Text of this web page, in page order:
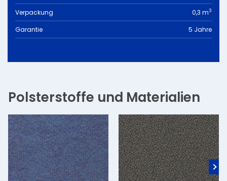
Verpackung
0,3 m3
Garantie 5 Jahre
Polsterstoffe und Materialien